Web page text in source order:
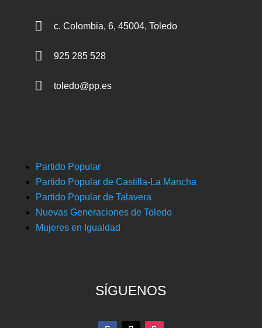
 c. Colombia, 6, 45004, Toledo
 925 285 528
 toledo@pp.es
Partido Popular
Partido Popular de Castilla-La Mancha
Partido Popular de Talavera
Nuevas Generaciones de Toledo
Mujeres en Igualdad
SÍGUENOS